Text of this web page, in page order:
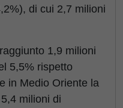
di cui 2,7 milioni
1,9 milioni
5,5% rispetto
in Medio Oriente la
milioni di